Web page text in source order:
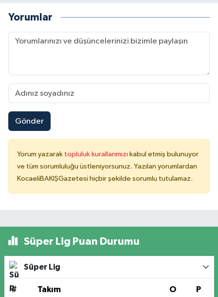
Yorumlar
Gönder
Yorum yazarak topluluk kurallarımızı kabul etmiş bulunuyor
ve tüm sorumluluğu üstleniyorsunuz. Yazılan yorumlardan
KocaeliBAKIŞGazetesi hiçbir şekilde sorumlu tutulamaz.
Süper Lig Puan Durumu
Süper Lig
# Takım O P